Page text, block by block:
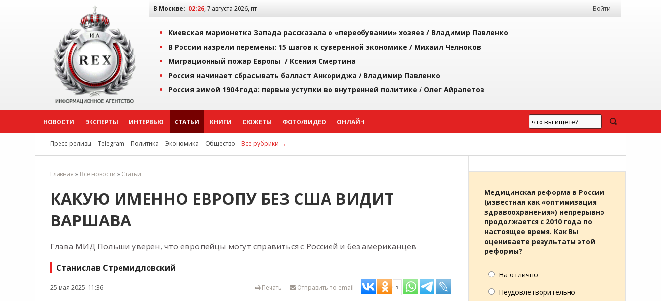
В Москве: 02:26, 7 августа 2026, пт Войти
Киевская марионетка Запада рассказала о «переобувании» хозяев / Владимир Павленко
В России назрели перемены: 15 шагов к суверенной экономике / Михаил Челноков
Миграционный пожар Европы / Ксения Смертина
Россия начинает сбрасывать балласт Анкориджа / Владимир Павленко
Россия зимой 1904 года: первые уступки во внутренней политике / Олег Айрапетов
НОВОСТИ ЭКСПЕРТЫ ИНТЕРВЬЮ СТАТЬИ КНИГИ СЮЖЕТЫ ФОТО/ВИДЕО ОНЛАЙН
Пресс-релизы Telegram Политика Экономика Общество Все рубрики →
Главная » Все новости » Статьи
КАКУЮ ИМЕННО ЕВРОПУ БЕЗ США ВИДИТ
ВАРШАВА
Глава МИД Польши уверен, что европейцы могут справиться с Россией и без американцев
Станислав Стремидловский
25 мая 2025 11:36 Отправить по email 1
Печать
Медицинская реформа в России
(известная как «оптимизация
здравоохранения») непрерывно
продолжается с 2010 года по
настоящее время. Как Вы
оцениваете результаты этой
реформы?
На отлично
Неудовлетворительно